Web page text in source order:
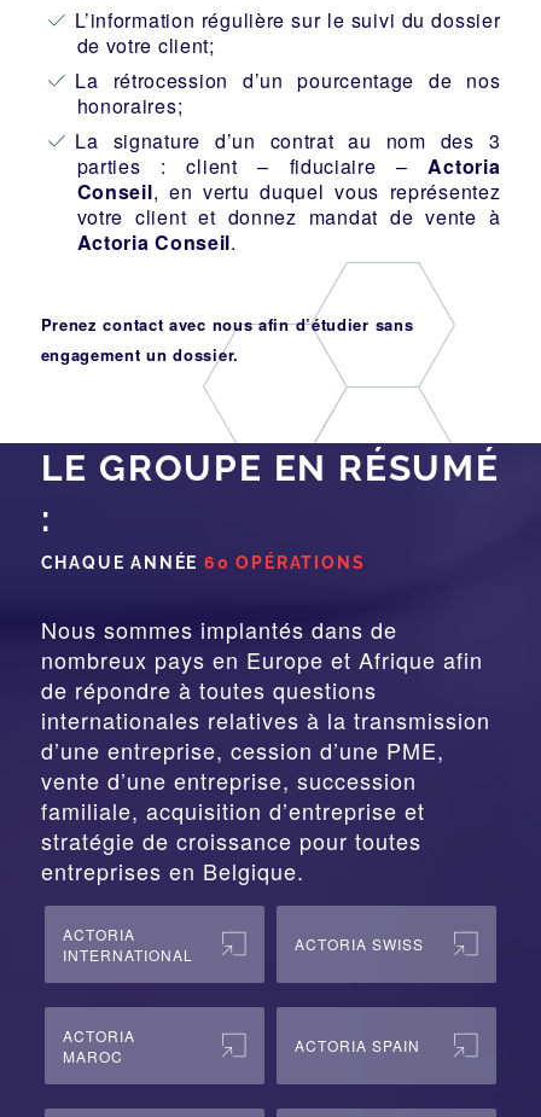
L’information régulière sur le suivi du dossier
de votre client;
La rétrocession d’un pourcentage de nos
honoraires;
La signature d’un contrat au nom des 3
parties : client – fiduciaire –Actoria
Conseil, en vertu duquel vous représentez
votre client et donnez mandat de vente à
Actoria Conseil.
Prenez contact avec nous afin d’étudier sans
engagement un dossier.
LE GROUPE EN RÉSUMÉ
:
CHAQUE ANNÉE 60 OPÉRATIONS
Nous sommes implantés dans de
nombreux pays en Europe et Afrique afin
de répondre à toutes questions
internationales relatives à la transmission
d’une entreprise, cession d’une PME,
vente d’une entreprise, succession
familiale, acquisition d’entreprise et
stratégie de croissance pour toutes
entreprises en Belgique.
ACTORIA
INTERNATIONAL
ACTORIA SWISS
ACTORIA
MAROC
ACTORIA SPAIN